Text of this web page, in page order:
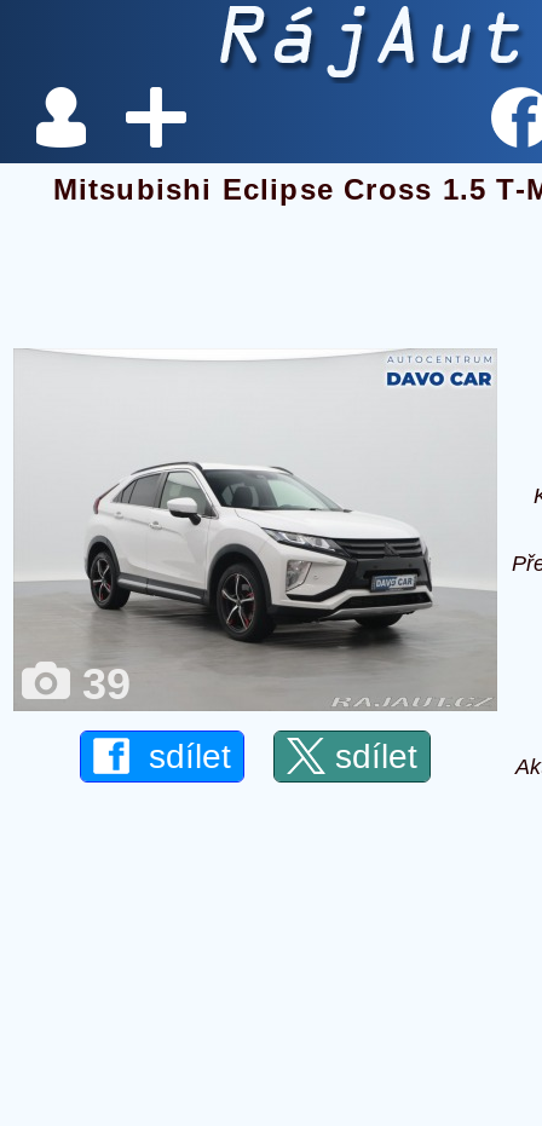
Mitsubishi Eclipse Cross 1.5 T-
39
sdílet sdílet